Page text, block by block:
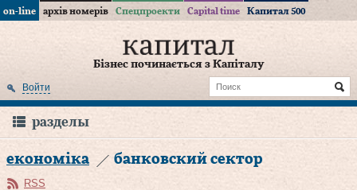
on-line архів номерів Спецпроекти Capital time Капитал 500
Бізнес починається з Капіталу
Войти
разделы
економіка банковский сектор
RSS